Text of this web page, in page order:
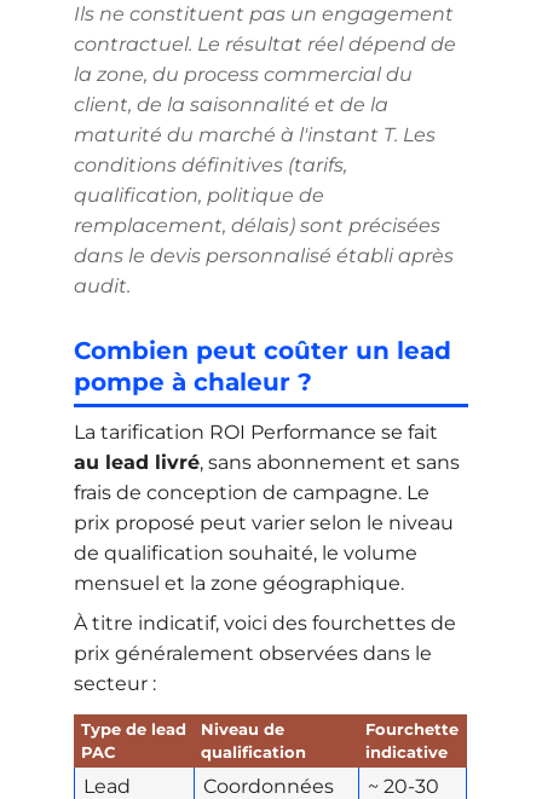
Combien peut coûter un lead
pompe à chaleur ?
La tarification ROI Performance se fait
au lead livré, sans abonnement et sans
frais de conception de campagne. Le
prix proposé peut varier selon le niveau
de qualification souhaité, le volume
mensuel et la zone géographique.
À titre indicatif, voici des fourchettes de
prix généralement observées dans le
secteur :
Type de lead
PAC
Niveau de
qualification
Fourchette
indicative
Lead
Coordonnées
~ 20-30
Ils ne constituent pas un engagement
contractuel. Le résultat réel dépend de
la zone, du process commercial du
client, de la saisonnalité et de la
maturité du marché à l'instant T. Les
conditions définitives (tarifs,
qualification, politique de
remplacement, délais) sont précisées
dans le devis personnalisé établi après
audit.